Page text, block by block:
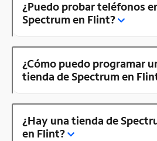
¿Puedo probar teléfonos
Spectrum en Flint?
¿Cómo puedo programar
tienda de Spectrum en
¿Hay una tienda de
en Flint?